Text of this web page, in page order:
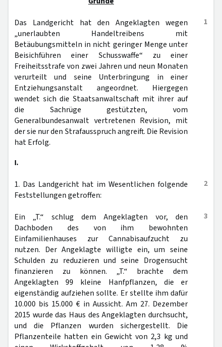
1
Das Landgericht hat den Angeklagten wegen
„unerlaubten Handeltreibens mit
Betäubungsmitteln in nicht geringer Menge unter
Beisichführen einer Schusswaffe“ zu einer
Freiheitsstrafe von zwei Jahren und neun Monaten
verurteilt und seine Unterbringung in einer
Entziehungsanstalt angeordnet. Hiergegen
wendet sich die Staatsanwaltschaft mit ihrer auf
die Sachrüge gestützten, vom
Generalbundesanwalt vertretenen Revision, mit
der sie nur den Strafausspruch angreift. Die Revision
hat Erfolg.
I.
2
1. Das Landgericht hat im Wesentlichen folgende
Feststellungen getroffen:
3
Ein „T.“ schlug dem Angeklagten vor, den
Dachboden des von ihm bewohnten
Einfamilienhauses zur Cannabisaufzucht zu
nutzen. Der Angeklagte willigte ein, um seine
Schulden zu reduzieren und seine Drogensucht
finanzieren zu können. „T.“ brachte dem
Angeklagten 99 kleine Hanfpflanzen, die er
eigenständig aufziehen sollte. Er stellte ihm dafür
10.000 bis 15.000 € in Aussicht. Am 27. Dezember
2015 wurde das Haus des Angeklagten durchsucht,
und die Pflanzen wurden sichergestellt. Die
Pflanzenteile hatten ein Gewicht von 2,3 kg und